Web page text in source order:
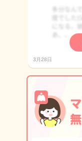
3月28日